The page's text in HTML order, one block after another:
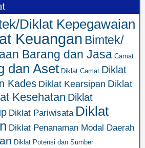
Diklat Kepegawaian
Keuangan Bimtek/
Barang dan Jasa Camat
dan Aset Diklat Camat Diklat
Kades Diklat Kearsipan Diklat
Kesehatan Diklat
Diklat Pariwisata Diklat
Diklat Penanaman Modal Daerah
Diklat Potensi dan Sumber